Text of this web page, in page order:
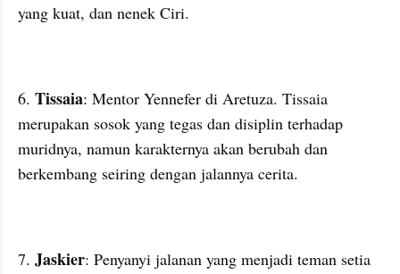
yang kuat, dan nenek Ciri.
6. Tissaia: Mentor Yennefer di Aretuza. Tissaia
merupakan sosok yang tegas dan disiplin terhadap
muridnya, namun karakternya akan berubah dan
berkembang seiring dengan jalannya cerita.
7. Jaskier: Penyanyi jalanan yang menjadi teman setia